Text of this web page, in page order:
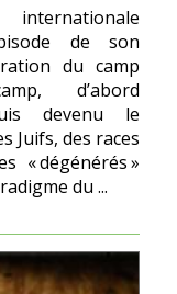
de son
du camp
d’abord
devenu le
Juifs, des races
« dégénérés »
du ...